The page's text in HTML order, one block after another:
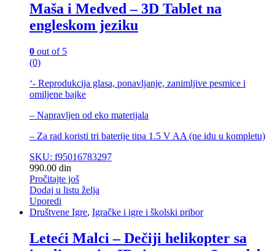
Maša i Medved – 3D Tablet na
engleskom jeziku
0 out of 5
(0)
‘- Reprodukcija glasa, ponavljanje, zanimljive pesmice i
omiljene bajke
– Napravljen od eko materijala
– Za rad koristi tri baterije tipa 1.5 V AA (ne idu u kompletu)
SKU: f95016783297
990.00 din
Pročitajte još
Dodaj u listu želja
Uporedi
Društvene Igre, Igračke i igre i školski pribor
Leteći Malci – Dečiji helikopter sa